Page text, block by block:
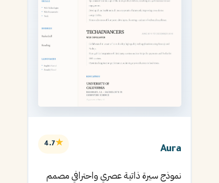
Aura
★
4.7
نموذج سيرة ذاتية عصري واحترافي مصمم